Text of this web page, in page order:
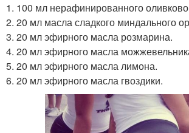
1. 100 мл нерафинированного
2. 20 мл масла сладкого миндального
3. 20 мл эфирного масла розмарина.
4. 20 мл эфирного масла
5. 20 мл эфирного масла лимона.
6. 20 мл эфирного масла гвоздики.